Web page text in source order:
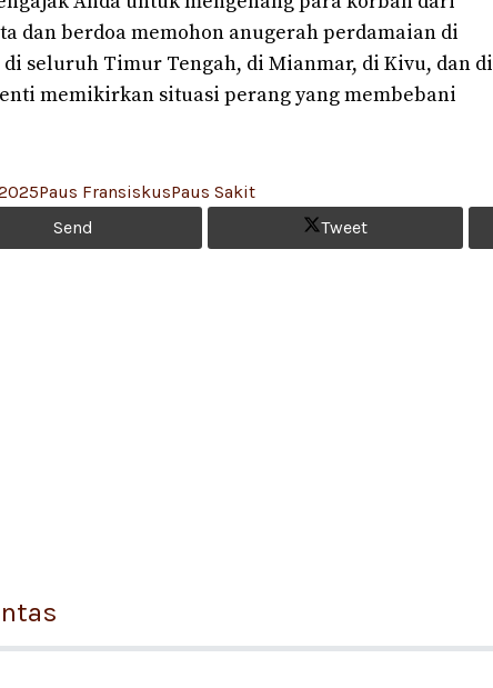
dan berdoa memohon anugerah perdamaian di
seluruh Timur Tengah, di Mianmar, di Kivu, dan di
memikirkan situasi perang yang membebani
Paus FransiskusPaus Sakit
Send Tweet